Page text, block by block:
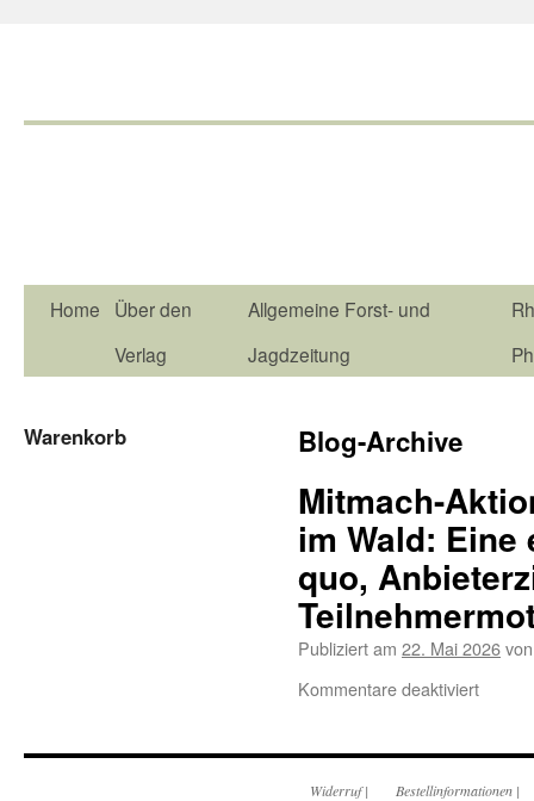
Home
Über den
Verlag
Allgemeine Forst- und
Jagdzeitung
Blog-Archive
Mitmach-
im Wald:
quo,
Publiziert am 22. Mai 2026von
Kommentare deaktiviert
Warenkorb
Widerruf| Bestellinformationen |